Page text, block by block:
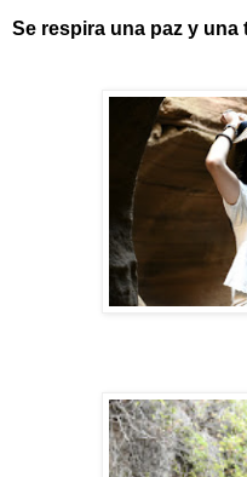
Se respira una paz y